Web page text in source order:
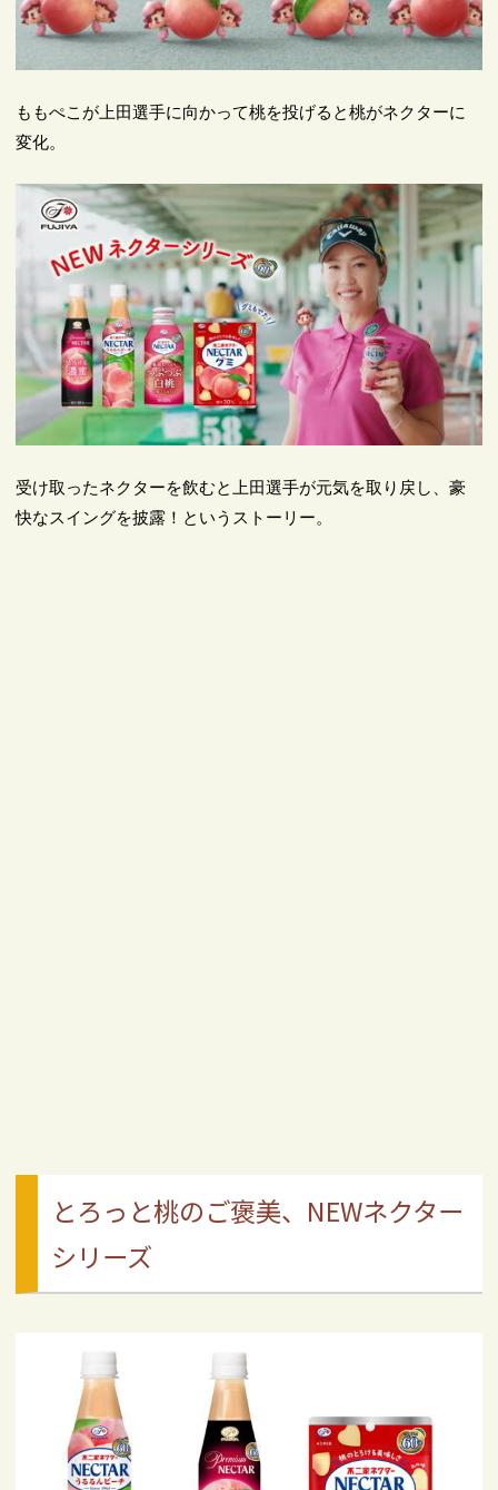
ももぺこが上田選手に向かって桃を投げると桃がネクターに
変化。
受け取ったネクターを飲むと上田選手が元気を取り戻し、豪
快なスイングを披露！というストーリー。
とろっと桃のご褒美、NEWネクター
シリーズ